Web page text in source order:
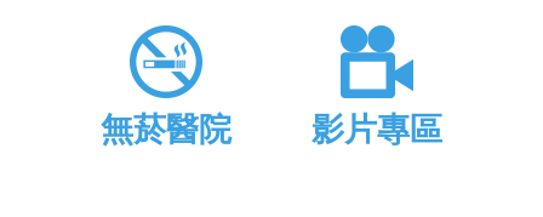
無菸醫院 影片專區